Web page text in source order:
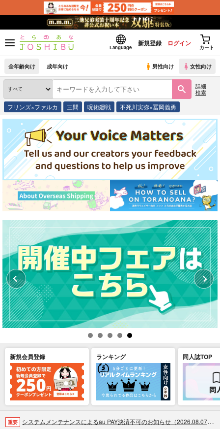
Language
新規登録 ログイン
カート
全年齢向け 成年向け 男性向け 女性向け
詳細
検索
フリンズ×ファルカ 三間 呪術廻戦 不死川実弥×冨岡義勇
新規会員登録 ランキング 同人誌TOP
重要 システムメンテナンスによるau PAY決済不可のお知らせ（2026.08.07 掲載）